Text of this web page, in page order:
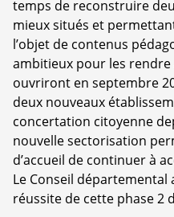
temps de reconstruire
mieux situés et
l’objet de contenus
ambitieux pour les
ouvriront en septembre
deux nouveaux
concertation citoyenne
nouvelle sectorisation
d’accueil de continuer à
Le Conseil départemental
réussite de cette phase 2